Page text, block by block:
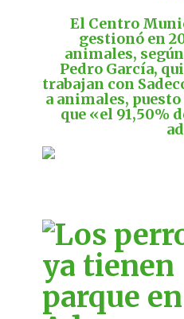
El Centro
gestionó en
animales,
Pedro García,
trabajan con
a animales,
que «el 91,50%